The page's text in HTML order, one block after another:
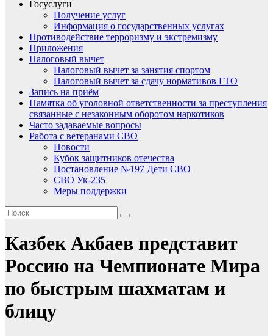
Госуслуги
Получение услуг
Информация о государственных услугах
Противодействие терроризму и экстремизму
Приложения
Налоговый вычет
Налоговый вычет за занятия спортом
Налоговый вычет за сдачу нормативов ГТО
Запись на приём
Памятка об уголовной ответственности за преступления
связанные с незаконным оборотом наркотиков
Часто задаваемые вопросы
Работа с ветеранами СВО
Новости
Кубок защитников отечества
Постановление №197 Дети СВО
СВО Ук-235
Меры поддержки
Казбек Акбаев представит
Россию на Чемпионате Мира
по быстрым шахматам и
блицу